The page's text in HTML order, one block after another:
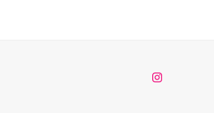
Instagram